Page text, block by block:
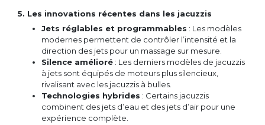
5. Les innovations récentes dans les jacuzzis
Jets réglables et programmables : Les modèles
modernes permettent de contrôler l’intensité et la
direction des jets pour un massage sur mesure.
Silence amélioré : Les derniers modèles de jacuzzis
à jets sont équipés de moteurs plus silencieux,
rivalisant avec les jacuzzis à bulles.
Technologies hybrides : Certains jacuzzis
combinent des jets d’eau et des jets d’air pour une
expérience complète.